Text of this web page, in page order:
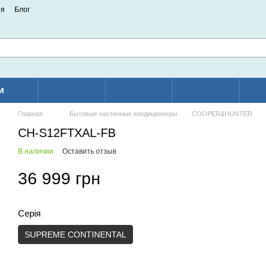
Блог
Главная Бытовые настенные кондиционеры COOPER&HUNTER
CH-S12FTXAL-FB
В наличии Оставить отзыв
36 999 грн
Серія
SUPREME CONTINENTAL